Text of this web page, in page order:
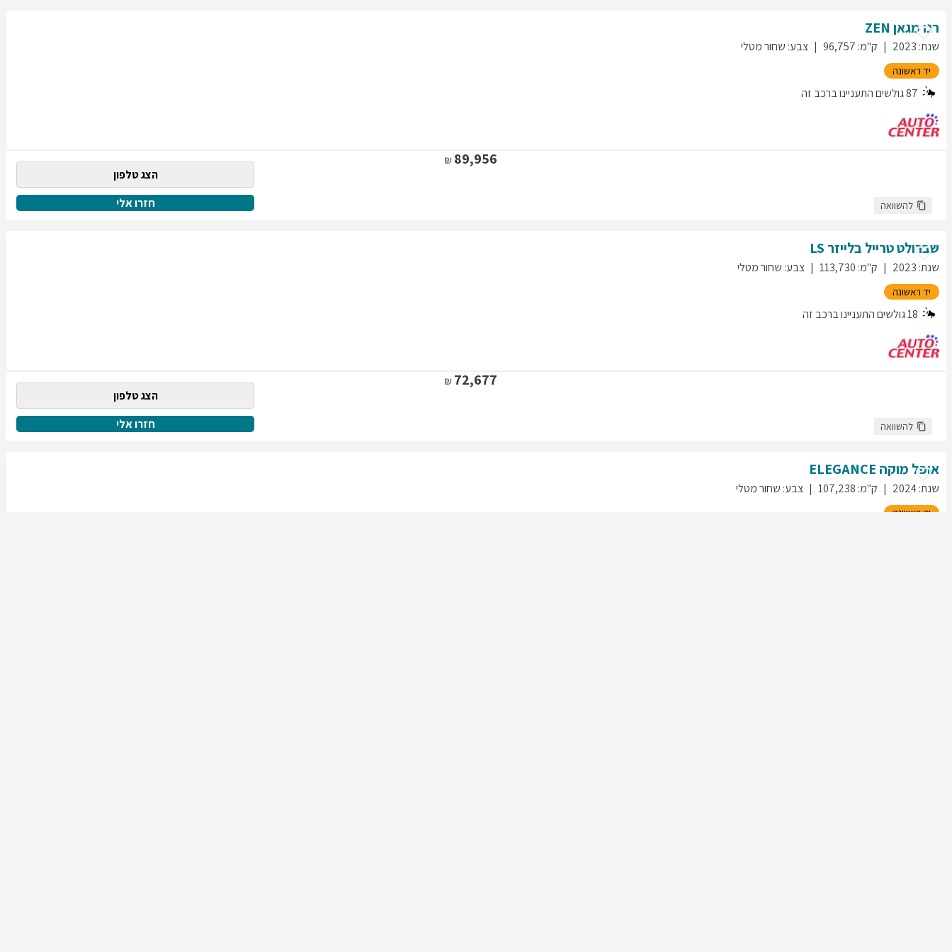
רנומגאן ZEN
שנת:
2023 ק"מ:
96,757 צבע: שחור מטלי
יד ראשונה
87גולשים התעניינו ברכב זה
89,956
הצג טלפון
חזרו אלי
להשוואה
שברולטטרייל בלייזר LS
שנת:
2023 ק"מ:
113,730 צבע: שחור מטלי
יד ראשונה
18גולשים התעניינו ברכב זה
72,677
הצג טלפון
חזרו אלי
להשוואה
אופל מוקה ELEGANCE
שנת:
2024 ק"מ:
107,238 צבע: שחור מטלי
יד ראשונה